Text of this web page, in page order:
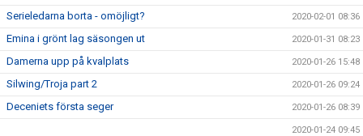
Serieledarna borta - omöjligt? 2020-02-01 08:36
Emina i grönt lag säsongen ut 2020-01-31 08:23
Damerna upp på kvalplats 2020-01-26 15:48
Silwing/Troja part 2 2020-01-26 09:24
Deceniets första seger 2020-01-26 08:39
2020-01-24 09:45